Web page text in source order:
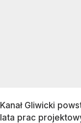
Kanał Gliwicki
lata prac